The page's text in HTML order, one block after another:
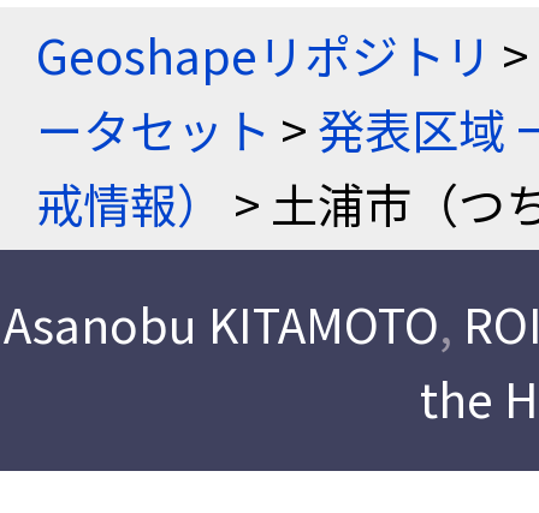
Geoshapeリポジトリ >
ータセット >発表区域
戒情報）
> 土浦市（つ
Asanobu KITAMOTO,
the